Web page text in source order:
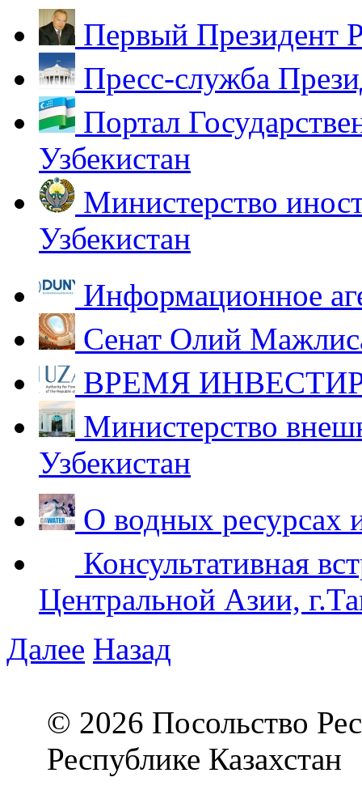
Первый Президент
Пресс-служба
Портал
Узбекистан
Министерство
Узбекистан
Информационное
Сенат Олий
ВРЕМЯ
Министерство
Узбекистан
О водных ресурсах
Консультативная
Центральной Азии,
Далее Назад
© 2026 Посольство
Республике Казахстан